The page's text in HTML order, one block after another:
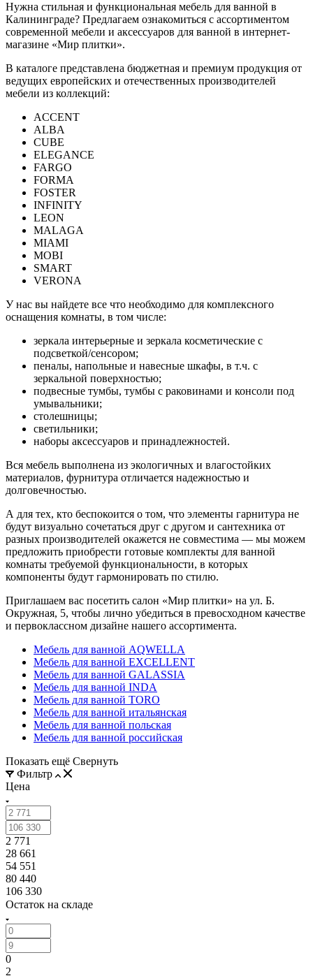
Нужна стильная и функциональная мебель для ванной в
Калининграде? Предлагаем ознакомиться с ассортиментом
современной мебели и аксессуаров для ванной в интернет-
магазине «Мир плитки».
В каталоге представлена бюджетная и премиум продукция от
ведущих европейских и отечественных производителей
мебели из коллекций:
ACCENT
ALBA
CUBE
ELEGANCE
FARGO
FORMA
FOSTER
INFINITY
LEON
MALAGA
MIAMI
MOBI
SMART
VERONA
У нас вы найдете все что необходимо для комплексного
оснащения комнаты, в том числе:
зеркала интерьерные и зеркала косметические с
подсветкой/сенсором;
пеналы, напольные и навесные шкафы, в т.ч. с
зеркальной поверхностью;
подвесные тумбы, тумбы с раковинами и консоли под
умывальники;
столешницы;
светильники;
наборы аксессуаров и принадлежностей.
Вся мебель выполнена из экологичных и влагостойких
материалов, фурнитура отличается надежностью и
долговечностью.
А для тех, кто беспокоится о том, что элементы гарнитура не
будут визуально сочетаться друг с другом и сантехника от
разных производителей окажется не совместима — мы можем
предложить приобрести готовые комплекты для ванной
комнаты требуемой функциональности, в которых
компоненты будут гармонировать по стилю.
Приглашаем вас посетить салон «Мир плитки» на ул. Б.
Окружная, 5, чтобы лично убедиться в превосходном качестве
и первоклассном дизайне нашего ассортимента.
Мебель для ванной AQWELLA
Мебель для ванной EXCELLENT
Мебель для ванной GALASSIA
Мебель для ванной INDA
Мебель для ванной TORO
Мебель для ванной итальянская
Мебель для ванной польская
Мебель для ванной российская
Показать ещё Свернуть
Фильтр
Цена
2 771
28 661
54 551
80 440
106 330
Остаток на складе
0
2